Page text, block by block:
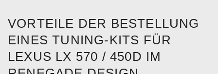
VORTEILE DER BESTELLUNG
EINES TUNING-KITS FÜR
LEXUS LX 570 / 450D IM